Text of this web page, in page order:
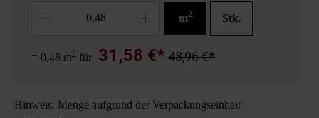
m2 Stk.
= 0,48 m2 für 31,58 €* 48,96 €*
Hinweis: Menge aufgrund der Verpackungseinheit